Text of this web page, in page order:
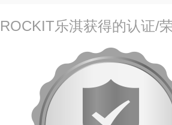
ROCKIT乐淇获得的认证/